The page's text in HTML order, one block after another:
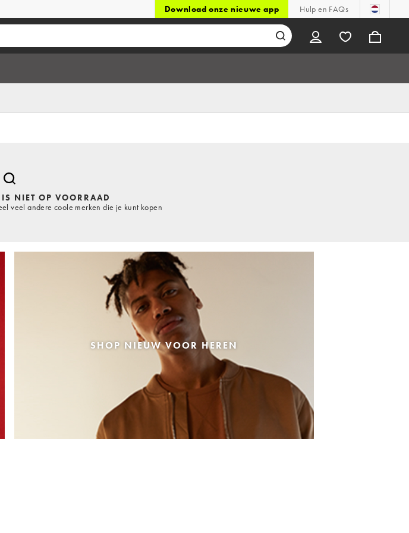
Download onze nieuwe app Hulp en FAQs
NIET OP VOORRAAD
veel andere coole merken die je kunt kopen
SHOP NIEUW VOOR HEREN